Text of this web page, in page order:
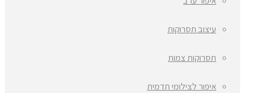
עיצוב תסרוקות
תסרוקות צמות
איפור לצילומי תדמית